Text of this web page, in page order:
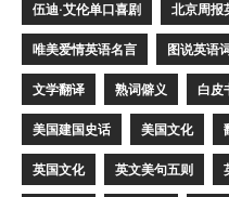
伍迪·艾伦单口喜剧 北京周报
唯美爱情英语名言 图说英语
文学翻译 熟词僻义 白皮
美国建国史话 美国文化
英国文化 英文美句五则